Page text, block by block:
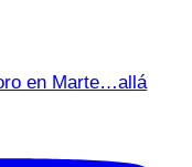
en Marte…allá